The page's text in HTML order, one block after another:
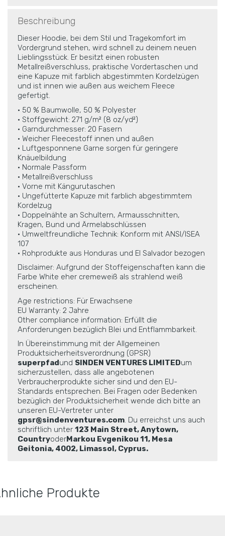
Beschreibung
Dieser Hoodie, bei dem Stil und Tragekomfort im
Vordergrund stehen, wird schnell zu deinem neuen
Lieblingsstück. Er besitzt einen robusten
Metallreißverschluss, praktische Vordertaschen und
eine Kapuze mit farblich abgestimmten Kordelzügen
und ist innen wie außen aus weichem Fleece
gefertigt.
• 50 % Baumwolle, 50 % Polyester
• Stoffgewicht: 271 g/m² (8 oz/yd²)
• Garndurchmesser: 20 Fasern
• Weicher Fleecestoff innen und außen
• Luftgesponnene Garne sorgen für geringere
Knäuelbildung
• Normale Passform
• Metallreißverschluss
• Vorne mit Kängurutaschen
• Ungefütterte Kapuze mit farblich abgestimmtem
Kordelzug
• Doppelnähte an Schultern, Armausschnitten,
Kragen, Bund und Ärmelabschlüssen
• Umweltfreundliche Technik: Konform mit ANSI/ISEA
107
• Rohprodukte aus Honduras und El Salvador bezogen
Disclaimer: Aufgrund der Stoffeigenschaften kann die
Farbe White eher cremeweiß als strahlend weiß
erscheinen.
Age restrictions: Für Erwachsene
EU Warranty: 2 Jahre
Other compliance information: Erfüllt die
Anforderungen bezüglich Blei und Entflammbarkeit.
In Übereinstimmung mit der Allgemeinen
Produktsicherheitsverordnung (GPSR)
superpfadund SINDEN VENTURES LIMITEDum
sicherzustellen, dass alle angebotenen
Verbraucherprodukte sicher sind und den EU-
Standards entsprechen. Bei Fragen oder Bedenken
bezüglich der Produktsicherheit wende dich bitte an
unseren EU-Vertreter unter
gpsr@sindenventures.com. Du erreichst uns auch
schriftlich unter 123 Main Street, Anytown,
CountryoderMarkou Evgenikou 11, Mesa
Geitonia, 4002, Limassol, Cyprus.
Produkte